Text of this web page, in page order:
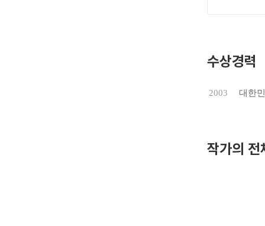
두었다.
2020년
나라 고
수상경력
2003 대한
작가의 전